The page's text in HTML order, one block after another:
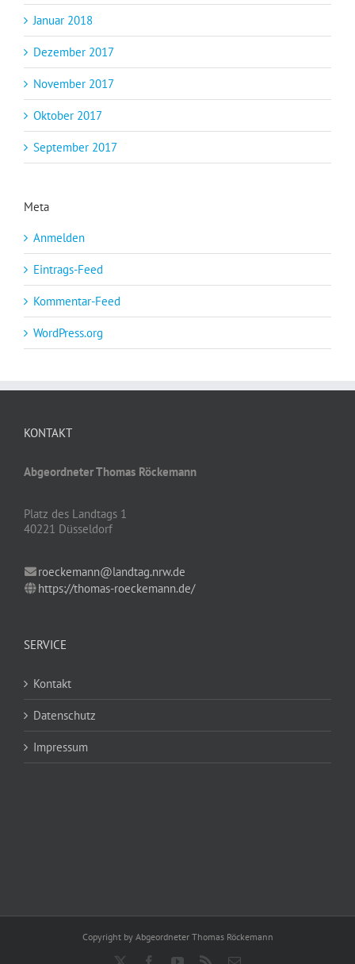
Januar 2018
Dezember 2017
November 2017
Oktober 2017
September 2017
Meta
Anmelden
Eintrags-Feed
Kommentar-Feed
WordPress.org
KONTAKT
Abgeordneter Thomas Röckemann
Platz des Landtags 1
40221 Düsseldorf
roeckemann@landtag.nrw.de
https://thomas-roeckemann.de/
SERVICE
Kontakt
Datenschutz
Impressum
Copyright by Abgeordneter Thomas Röckemann
FacebookYouTube
Rss E-